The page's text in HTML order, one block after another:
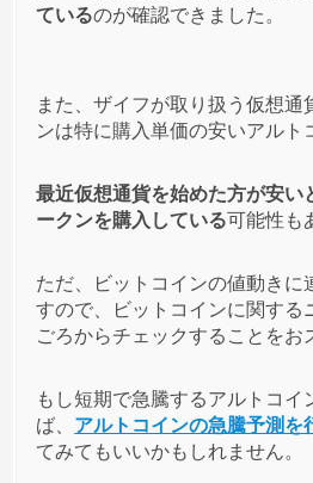
4
ザイフトークン
ただの電子ゴミやろ
ているのが確認できました。
また、ザイフが取り扱う仮想通
ンは特に購入単価の安いアルト
最近仮想通貨を始めた方が安い
ークンを購入している可能性も
ただ、ビットコインの値動きに
すので、ビットコインに関する
ごろからチェックすることをお
もし短期で急騰するアルトコイ
ば、 アルトコインの急騰予測を
てみてもいいかもしれません。